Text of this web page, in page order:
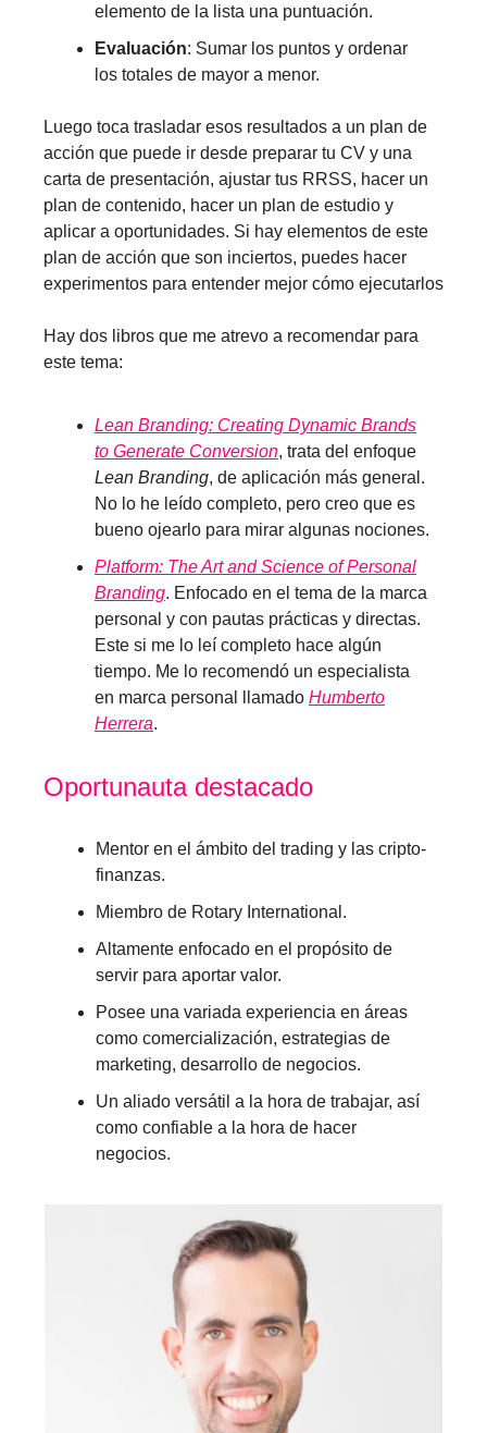
elemento de la lista una puntuación.
Evaluación: Sumar los puntos y ordenar
los totales de mayor a menor.
Luego toca trasladar esos resultados a un plan de
acción que puede ir desde preparar tu CV y una
carta de presentación, ajustar tus RRSS, hacer un
plan de contenido, hacer un plan de estudio y
aplicar a oportunidades. Si hay elementos de este
plan de acción que son inciertos, puedes hacer
experimentos para entender mejor cómo ejecutarlos
Hay dos libros que me atrevo a recomendar para
este tema:
Lean Branding: Creating Dynamic Brands
to Generate Conversion, trata del enfoque
Lean Branding, de aplicación más general.
No lo he leído completo, pero creo que es
bueno ojearlo para mirar algunas nociones.
Platform: The Art and Science of Personal
Branding. Enfocado en el tema de la marca
personal y con pautas prácticas y directas.
Este si me lo leí completo hace algún
tiempo. Me lo recomendó un especialista
en marca personal llamado Humberto
Herrera.
Oportunauta destacado
Mentor en el ámbito del trading y las cripto-
finanzas.
Miembro de Rotary International.
Altamente enfocado en el propósito de
servir para aportar valor.
Posee una variada experiencia en áreas
como comercialización, estrategias de
marketing, desarrollo de negocios.
Un aliado versátil a la hora de trabajar, así
como confiable a la hora de hacer
negocios.